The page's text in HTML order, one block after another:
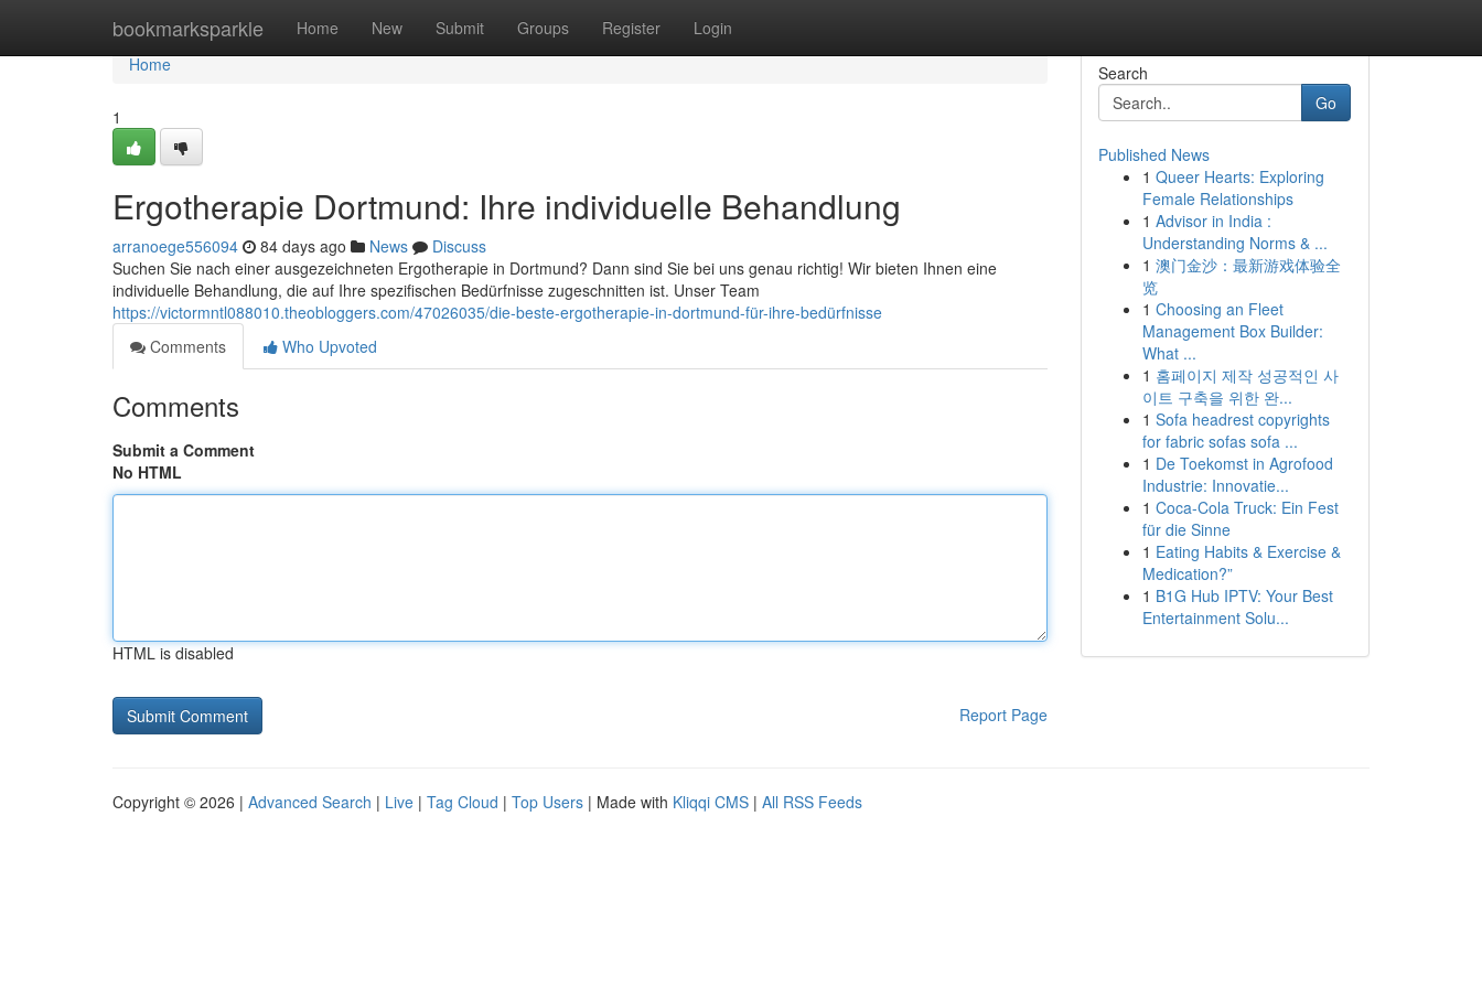
bookmarksparkle Home New Submit Groups Register Login
Home
Home
1
Ergotherapie Dortmund: Ihre individuelle Behandlung
arranoege556094 84 days ago News
Discuss
Suchen Sie nach einer ausgezeichneten Ergotherapie in Dortmund? Dann sind Sie bei uns genau richtig! Wir bieten Ihnen eine
individuelle Behandlung, die auf Ihre spezifischen Bedürfnisse zugeschnitten ist. Unser Team
https://victormntl088010.theobloggers.com/47026035/die-beste-ergotherapie-in-dortmund-für-ihre-bedürfnisse
Comments
Who Upvoted
Comments
Submit a Comment
No HTML
HTML is disabled
Report Page
Search
Go
Published News
1 Queer Hearts: Exploring
Female Relationships
1 Advisor in India :
Understanding Norms & ...
1 澳门金沙：最新游戏体验全
览
1 Choosing an Fleet
Management Box Builder:
What ...
1 홈페이지 제작 성공적인 사
이트 구축을 위한 완...
1 Sofa headrest copyrights
for fabric sofas sofa ...
1 De Toekomst in Agrofood
Industrie: Innovatie...
1 Coca-Cola Truck: Ein Fest
für die Sinne
1 Eating Habits & Exercise &
Medication?”
1 B1G Hub IPTV: Your Best
Entertainment Solu...
Copyright © 2026 | Advanced Search | Live | Tag Cloud | Top Users | Made with Kliqqi CMS | All RSS Feeds